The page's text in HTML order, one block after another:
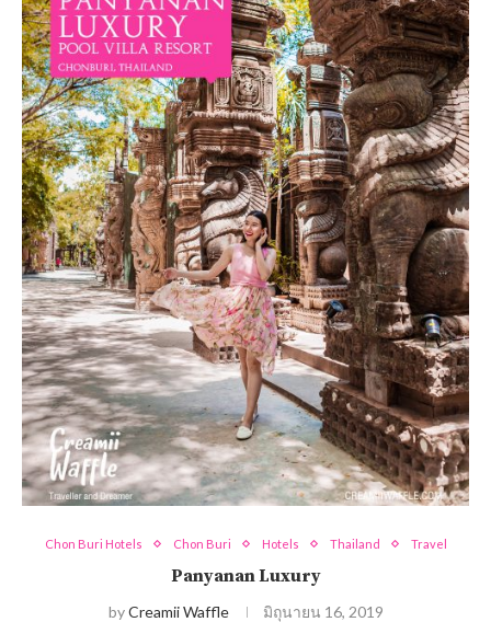
Chon Buri Hotels Chon Buri Hotels Thailand Travel
Panyanan Luxury
byCreamii Waffle มิถุนายน 16, 2019